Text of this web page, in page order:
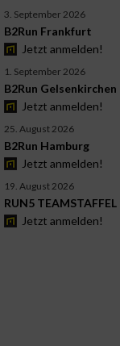
3. September 2026
B2Run Frankfurt
Jetzt anmelden!
1. September 2026
B2Run Gelsenkirchen
Jetzt anmelden!
25. August 2026
B2Run Hamburg
Jetzt anmelden!
19. August 2026
RUN5
Jetzt anmelden!